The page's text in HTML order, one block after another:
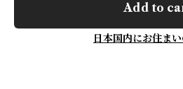
Add to
日本国内にお住ま